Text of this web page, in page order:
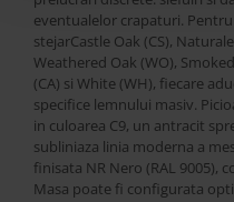
eventualelor crapaturi.
stejarCastle Oak (CS),
Weathered Oak (WO),
(CA) si White (WH), fiecare
specifice lemnului masiv.
in culoarea C9, un antracit
subliniaza linia moderna a
finisata NR Nero (RAL 9005),
Masa poate fi configurata